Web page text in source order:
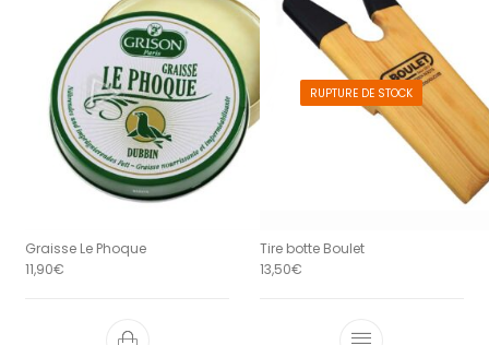
Graisse Le Phoque
11,90€
RUPTURE DE STOCK
Tire botte Boulet
13,50€